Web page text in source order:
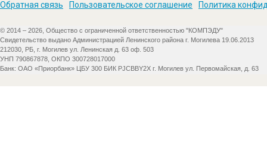
Обратная связь Пользовательское соглашение Политика
© 2014 – 2026, Общество с ограниченной ответственностью "КОМПЭДУ"
Свидетельство выдано Администрацией Ленинского района г. Могилева 19.06.2013
212030, РБ, г. Могилев ул. Ленинская д. 63 оф. 503
УНП 790867878, ОКПО 300728017000
Банк: ОАО «Приорбанк» ЦБУ 300 БИК PJCBBY2X г. Могилев ул. Первомайская, д. 63